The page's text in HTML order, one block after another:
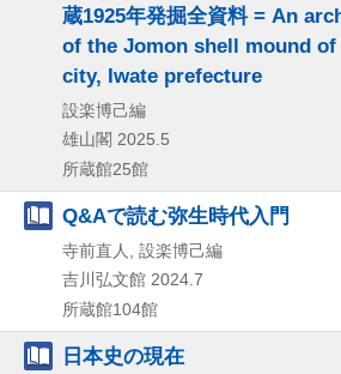
蔵1925年発掘全資料 = An
of the Jomon shell mound
city, Iwate prefecture
設楽博己編
雄山閣 2025.5
所蔵館25館
Q&Aで読む弥生時代入門
寺前直人, 設楽博己編
吉川弘文館 2024.7
所蔵館104館
日本史の現在